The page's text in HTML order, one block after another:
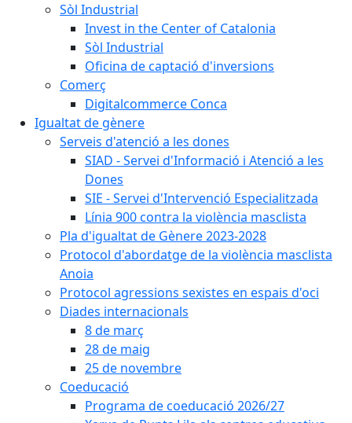
Sòl Industrial
Invest in the Center of Catalonia
Sòl Industrial
Oficina de captació d'inversions
Comerç
Digitalcommerce Conca
Igualtat de gènere
Serveis d'atenció a les dones
SIAD - Servei d'Informació i Atenció a les
Dones
SIE - Servei d'Intervenció Especialitzada
Línia 900 contra la violència masclista
Pla d'igualtat de Gènere 2023-2028
Protocol d'abordatge de la violència masclista
Anoia
Protocol agressions sexistes en espais d'oci
Diades internacionals
8 de març
28 de maig
25 de novembre
Coeducació
Programa de coeducació 2026/27